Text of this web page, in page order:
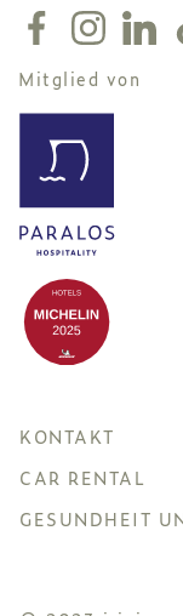
Mitglied von
KONTAKT
CAR RENTAL
GESUNDHEIT